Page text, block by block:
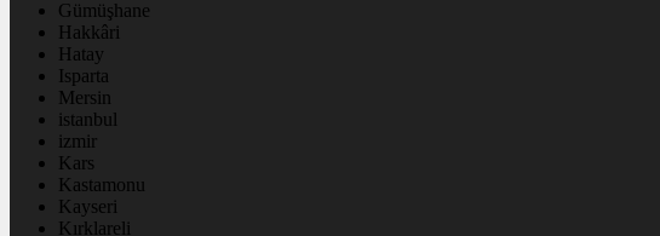
Gümüşhane
Hakkâri
Hatay
Isparta
Mersin
istanbul
izmir
Kars
Kastamonu
Kayseri
Kırklareli